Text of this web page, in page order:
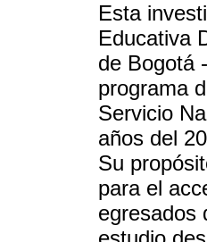
Esta
Educativa
de Bogotá
programa
Servicio
años del
Su
para el
egresados